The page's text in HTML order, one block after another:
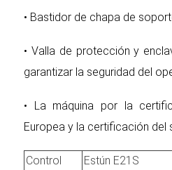
• Bastidor de chapa de
• Valla de protección y
garantizar la seguridad del
• La máquina por la
Europea y la certificación del
Control
Estún E21S